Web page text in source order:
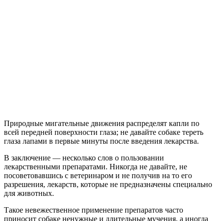
Природные мигательные движения распределят капли по
всей передней поверхности глаза; не давайте собаке тереть
глаза лапами в первые минуты после введения лекарства.
В заключение — несколько слов о пользовании
лекарственными препаратами. Никогда не давайте, не
посоветовавшись с ветеринаром и не получив на то его
разрешения, лекарств, которые не предназначены специально
для животных.
Такое невежественное применение препаратов часто
приносит собаке ненужные и длительные мучения, а иногда